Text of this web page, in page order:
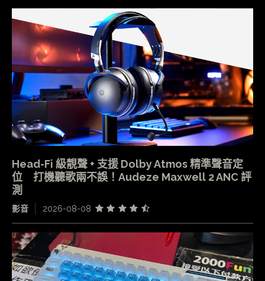
Head-Fi 級靚聲 + 支援 Dolby Atmos 精準聲音定
位 打機聽歌兩不誤！Audeze Maxwell 2 ANC 評
測
影音 2026-08-08